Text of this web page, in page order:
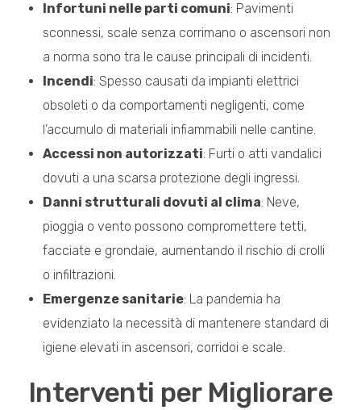
Infortuni nelle parti comuni: Pavimenti
sconnessi, scale senza corrimano o ascensori non
a norma sono tra le cause principali di incidenti.
Incendi: Spesso causati da impianti elettrici
obsoleti o da comportamenti negligenti, come
l’accumulo di materiali infiammabili nelle cantine.
Accessi non autorizzati: Furti o atti vandalici
dovuti a una scarsa protezione degli ingressi.
Danni strutturali dovuti al clima: Neve,
pioggia o vento possono compromettere tetti,
facciate e grondaie, aumentando il rischio di crolli
o infiltrazioni.
Emergenze sanitarie: La pandemia ha
evidenziato la necessità di mantenere standard di
igiene elevati in ascensori, corridoi e scale.
Interventi per Migliorare